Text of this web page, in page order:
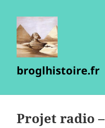
broglhistoire.fr
Projet radio –